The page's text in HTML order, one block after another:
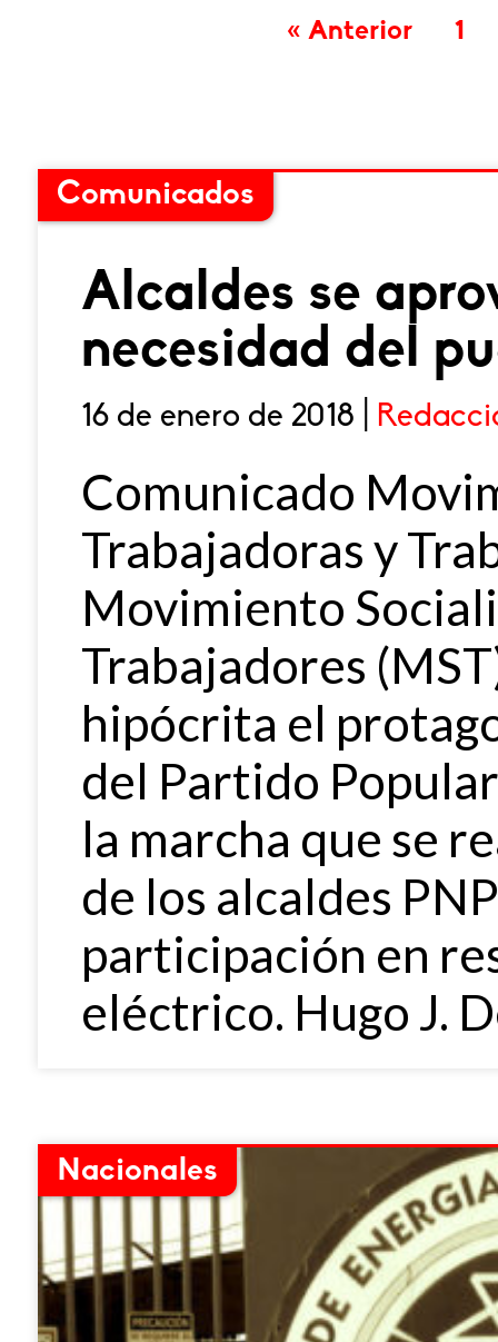
« Anterior 1
Comunicados
Alcaldes se
necesidad del
16 de enero de 2018 |
Comunicado
Trabajadoras y
Movimiento
Trabajadores
hipócrita el
del Partido
la marcha que se
de los alcaldes
participación en
eléctrico. Hugo J.
Nacionales